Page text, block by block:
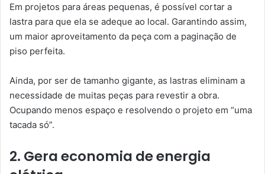
Em projetos para áreas pequenas, é possível cortar a
lastra para que ela se adeque ao local. Garantindo assim,
um maior aproveitamento da peça com a paginação de
piso perfeita.
Ainda, por ser de tamanho gigante, as lastras eliminam a
necessidade de muitas peças para revestir a obra.
Ocupando menos espaço e resolvendo o projeto em “uma
tacada só”.
2. Gera economia de energia